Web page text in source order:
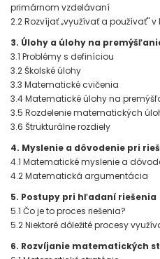
primárnom vzdelávaní
2.2 Rozvíjať „využívať a používať" v
3. Úlohy a úlohy na
3.1 Problémy s definíciou
3.2 Školské úlohy
3.3 Matematické cvičenia
3.4 Matematické úlohy na
3.5 Rozdelenie matematických
3.6 Štrukturálne rozdiely
4. Myslenie a dôvodenie pri
4.1 Matematické myslenie a
4.2 Matematická argumentácia
5. Postupy pri hľadaní riešenia
5.1 Čo je to proces riešenia?
5.2 Niektoré dôležité procesy
6. Rozvíjanie matematických